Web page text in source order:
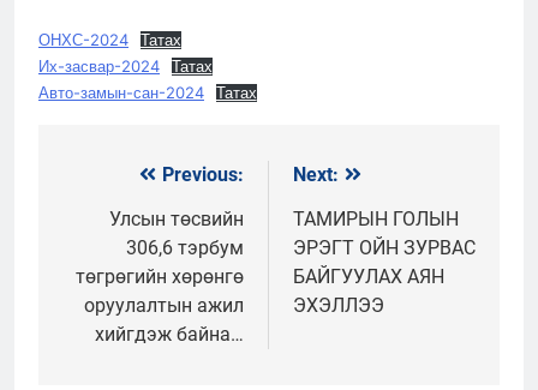
ОНХС-2024
Татах
Их-засвар-2024
Татах
Авто-замын-сан-2024
Татах
МэдээнийPrevious:
Улсын төсвийн
306,6 тэрбум
төгрөгийн хөрөнгө
оруулалтын ажил
хийгдэж байна…
Next:
ТАМИРЫН ГОЛЫН
ЭРЭГТ ОЙН ЗУРВАС
БАЙГУУЛАХ АЯН
ЭХЭЛЛЭЭ